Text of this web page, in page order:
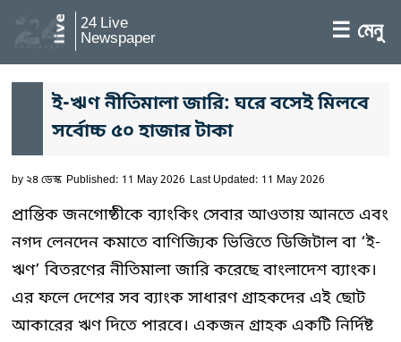
24 Live
Newspaper ☰ মেনু
ই-ঋণ নীতিমালা জারি: ঘরে বসেই মিলবে
সর্বোচ্চ ৫০ হাজার টাকা
by২৪ ডেস্ক Published: 11 May 2026 Last Updated: 11 May 2026
প্রান্তিক জনগোষ্ঠীকে ব্যাংকিং সেবার আওতায় আনতে এবং
নগদ লেনদেন কমাতে বাণিজ্যিক ভিত্তিতে ডিজিটাল বা ‘ই-
ঋণ’ বিতরণের নীতিমালা জারি করেছে বাংলাদেশ ব্যাংক।
এর ফলে দেশের সব ব্যাংক সাধারণ গ্রাহকদের এই ছোট
আকারের ঋণ দিতে পারবে। একজন গ্রাহক একটি নির্দিষ্ট